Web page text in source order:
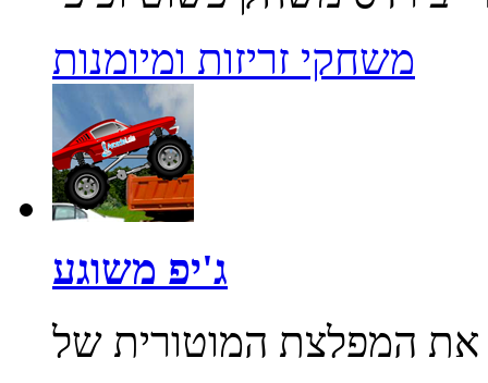
משחקי זריזות ומיומנות
ג'יפ משוגע